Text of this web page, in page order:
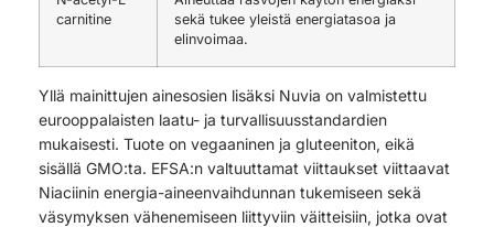
carnitine
sekä tukee yleistä energiatasoa ja
elinvoimaa.
Yllä mainittujen ainesosien lisäksi Nuvia on valmistettu
eurooppalaisten laatu- ja turvallisuusstandardien
mukaisesti. Tuote on vegaaninen ja gluteeniton, eikä
sisällä GMO:ta. EFSA:n valtuuttamat viittaukset viittaavat
Niaciinin energia-aineenvaihdunnan tukemiseen sekä
väsymyksen vähenemiseen liittyviin väitteisiin, jotka ovat